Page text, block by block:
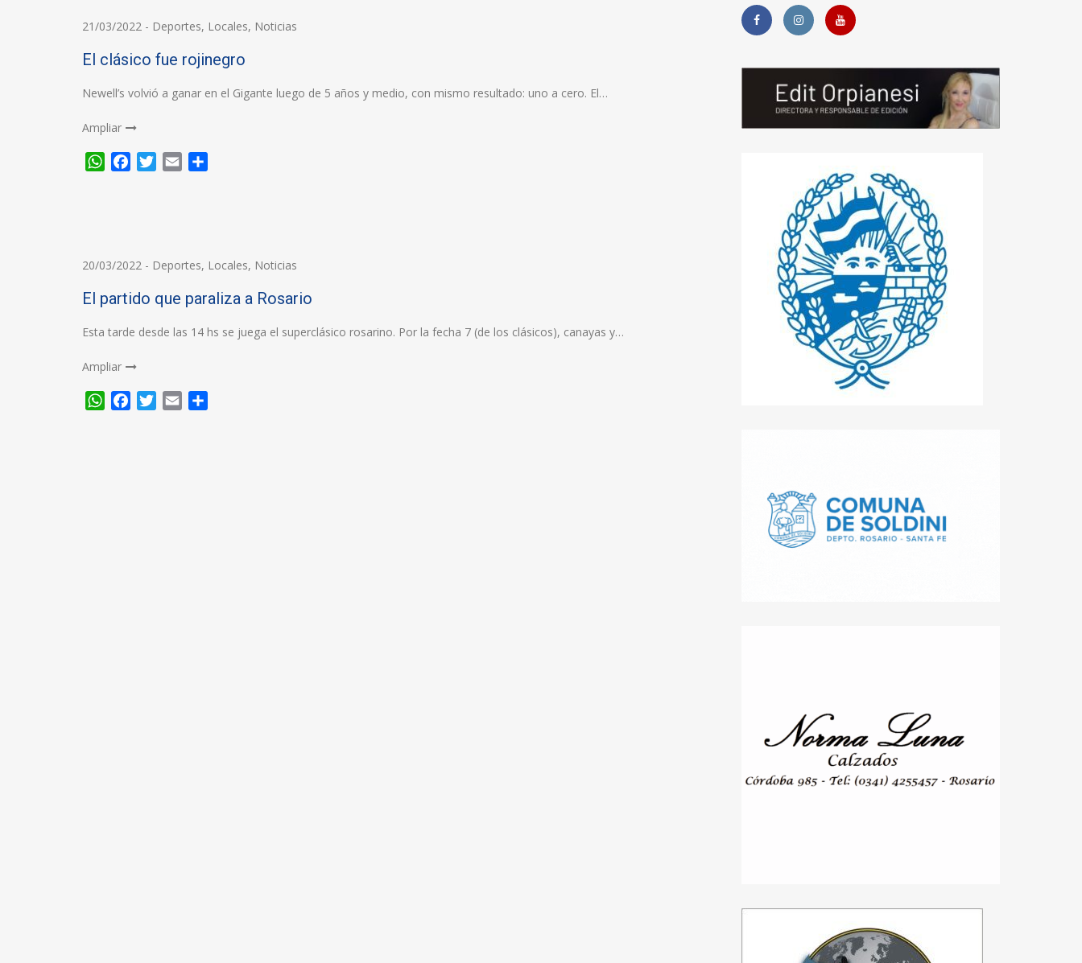
21/03/2022 - Deportes, Locales, Noticias
El clásico fue rojinegro
Newell’s volvió a ganar en el Gigante luego de 5 años y medio, con mismo resultado: uno a cero. El…
Ampliar
WhatsApp
FacebookTwitter
Email
20/03/2022 - Deportes, Locales, Noticias
El partido que paraliza a Rosario
Esta tarde desde las 14 hs se juega el superclásico rosarino. Por la fecha 7 (de los clásicos), canayas y…
Ampliar
WhatsApp
FacebookTwitter
Email